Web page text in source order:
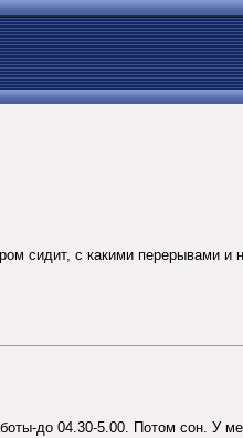
сидит, с какими перерывами и
до 04.30-5.00. Потом сон. У